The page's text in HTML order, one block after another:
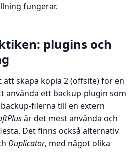
fungerar.
plugins och
att skapa kopia 2 (offsite) för en
använda ett backup-plugin som
filerna till en extern
är det mest använda och
Det finns också alternativ
Duplicator, med något olika